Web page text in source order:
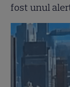
fost unul